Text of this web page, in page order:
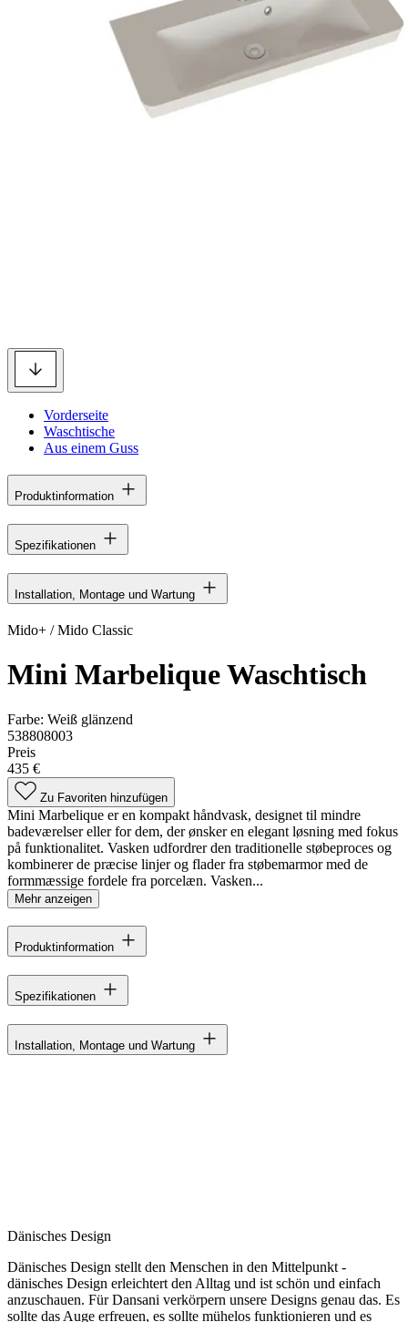
Vorderseite
Waschtische
Aus einem Guss
Produktinformation
Spezifikationen
Installation, Montage und Wartung
Mido+ / Mido Classic
Mini Marbelique Waschtisch
Farbe: Weiß glänzend
538808003
Preis
435 €
Zu Favoriten hinzufügen
Mini Marbelique er en kompakt håndvask, designet til mindre
badeværelser eller for dem, der ønsker en elegant løsning med fokus
på funktionalitet. Vasken udfordrer den traditionelle støbeproces og
kombinerer de præcise linjer og flader fra støbemarmor med de
formmæssige fordele fra porcelæn. Vasken...
Mehr anzeigen
Produktinformation
Spezifikationen
Installation, Montage und Wartung
Dänisches Design